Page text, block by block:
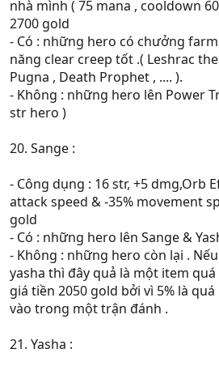
nhà mình ( 75 mana , cooldown
2700 gold
- Có : những hero có chưởng
năng clear creep tốt .( Leshrac
Pugna , Death Prophet , .... ).
- Không : những hero lên Power
str hero )
20. Sange :
- Công dụng : 16 str, +5 dmg,Orb
attack speed & -35% movement
gold
- Có : những hero lên Sange &
- Không : những hero còn lại .
yasha thì đây quả là một item
giá tiền 2050 gold bởi vì 5% là
vào trong một trận đánh .
21. Yasha :